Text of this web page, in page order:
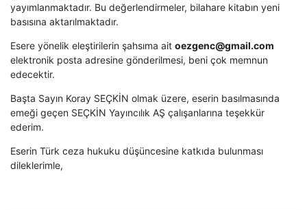
yayımlanmaktadır. Bu değerlendirmeler, bilahare kitabın yeni
basısına aktarılmaktadır.
Esere yönelik eleştirilerin şahsıma ait oezgenc@gmail.com
elektronik posta adresine gönderilmesi, beni çok memnun
edecektir.
Başta Sayın Koray SEÇKİN olmak üzere, eserin basılmasında
emeği geçen SEÇKİN Yayıncılık AŞ çalışanlarına teşekkür
ederim.
Eserin Türk ceza hukuku düşüncesine katkıda bulunması
dileklerimle,